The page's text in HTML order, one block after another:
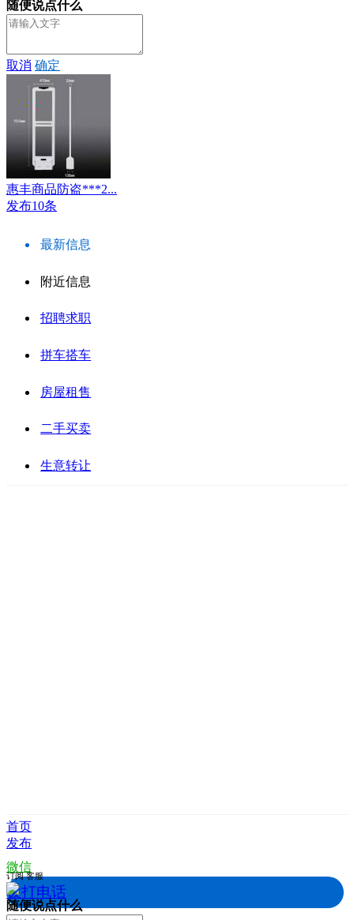
随便说点什么
取消 确定
惠丰商品防盗***2...
发布10条
最新信息
附近信息
招聘求职
拼车搭车
房屋租售
二手买卖
生意转让
首页
发布
微信
拨打电话
订阅 客服
随便说点什么